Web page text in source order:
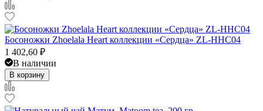
Босоножки Zhoelala Heart коллекции «Сердца» ZL-HHC04
1 402,60 ₽
В наличии
В корзину